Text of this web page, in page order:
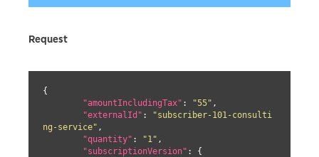
Request
{
"amountIncludingTax" : "55" ,
"externalId" :
"subscriber-101-consulti
ng-service" ,
"quantity" : "1" ,
"subscriptionVersion" : {